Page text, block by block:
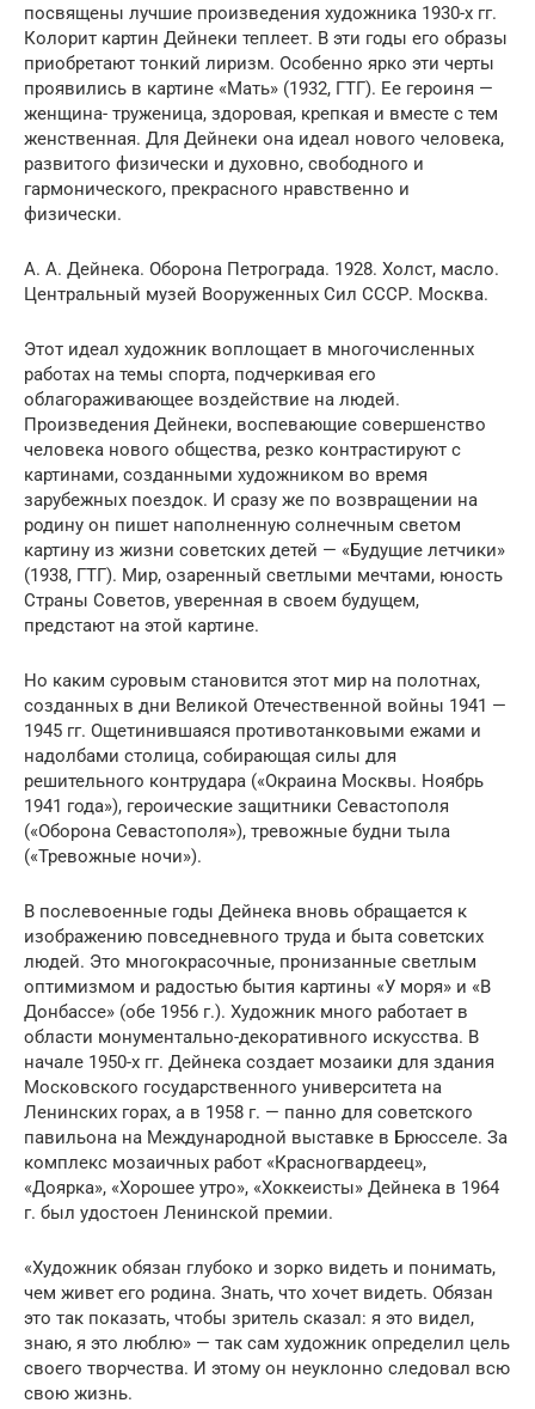
посвящены лучшие произведения художника 1930-х гг.
Колорит картин Дейнеки теплеет. В эти годы его образы
приобретают тонкий лиризм. Особенно ярко эти черты
проявились в картине «Мать» (1932, ГТГ). Ее героиня —
женщина- труженица, здоровая, крепкая и вместе с тем
женственная. Для Дейнеки она идеал нового человека,
развитого физически и духовно, свободного и
гармонического, прекрасного нравственно и
физически.
А. А. Дейнека. Оборона Петрограда. 1928. Холст, масло.
Центральный музей Вооруженных Сил СССР. Москва.
Этот идеал художник воплощает в многочисленных
работах на темы спорта, подчеркивая его
облагораживающее воздействие на людей.
Произведения Дейнеки, воспевающие совершенство
человека нового общества, резко контрастируют с
картинами, созданными художником во время
зарубежных поездок. И сразу же по возвращении на
родину он пишет наполненную солнечным светом
картину из жизни советских детей — «Будущие летчики»
(1938, ГТГ). Мир, озаренный светлыми мечтами, юность
Страны Советов, уверенная в своем будущем,
предстают на этой картине.
Но каким суровым становится этот мир на полотнах,
созданных в дни Великой Отечественной войны 1941 —
1945 гг. Ощетинившаяся противотанковыми ежами и
надолбами столица, собирающая силы для
решительного контрудара («Окраина Москвы. Ноябрь
1941 года»), героические защитники Севастополя
(«Оборона Севастополя»), тревожные будни тыла
(«Тревожные ночи»).
В послевоенные годы Дейнека вновь обращается к
изображению повседневного труда и быта советских
людей. Это многокрасочные, пронизанные светлым
оптимизмом и радостью бытия картины «У моря» и «В
Донбассе» (обе 1956 г.). Художник много работает в
области монументально-декоративного искусства. В
начале 1950-х гг. Дейнека создает мозаики для здания
Московского государственного университета на
Ленинских горах, а в 1958 г. — панно для советского
павильона на Международной выставке в Брюсселе. За
комплекс мозаичных работ «Красногвардеец»,
«Доярка», «Хорошее утро», «Хоккеисты» Дейнека в 1964
г. был удостоен Ленинской премии.
«Художник обязан глубоко и зорко видеть и понимать,
чем живет его родина. Знать, что хочет видеть. Обязан
это так показать, чтобы зритель сказал: я это видел,
знаю, я это люблю» — так сам художник определил цель
своего творчества. И этому он неуклонно следовал всю
свою жизнь.